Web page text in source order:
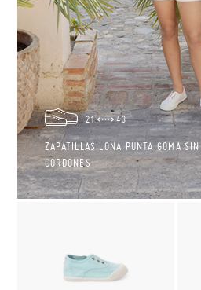
21 43
ZAPATILLAS LONA PUNTA GOMA SIN
CORDONES